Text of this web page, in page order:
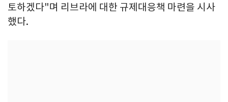
토하겠다"며 리브라에 대한 규제대응책 마련을 시사
했다.